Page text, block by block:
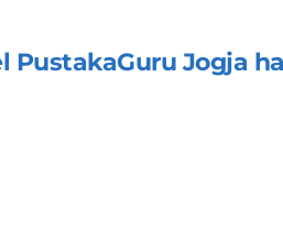
PustakaGuru Jogja